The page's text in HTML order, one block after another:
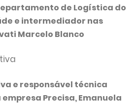
de Logística do
e intermediador nas
Marcelo Blanco
e responsável técnica
Precisa, Emanuela